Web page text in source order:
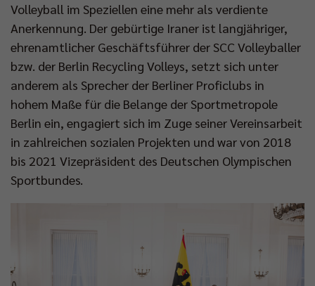
Volleyball im Speziellen eine mehr als verdiente
Anerkennung. Der gebürtige Iraner ist langjähriger,
ehrenamtlicher Geschäftsführer der SCC Volleyballer
bzw. der Berlin Recycling Volleys, setzt sich unter
anderem als Sprecher der Berliner Proficlubs in
hohem Maße für die Belange der Sportmetropole
Berlin ein, engagiert sich im Zuge seiner Vereinsarbeit
in zahlreichen sozialen Projekten und war von 2018
bis 2021 Vizepräsident des Deutschen Olympischen
Sportbundes.
Impressum|Datenschutzerklärung